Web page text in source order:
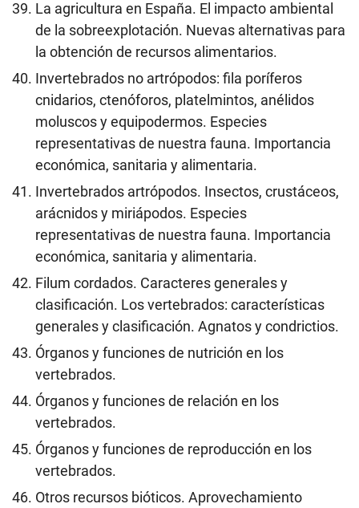
La agricultura en España. El impacto ambiental
de la sobreexplotación. Nuevas alternativas para
la obtención de recursos alimentarios.
Invertebrados no artrópodos: fila poríferos
cnidarios, ctenóforos, platelmintos, anélidos
moluscos y equipodermos. Especies
representativas de nuestra fauna. Importancia
económica, sanitaria y alimentaria.
Invertebrados artrópodos. Insectos, crustáceos,
arácnidos y miriápodos. Especies
representativas de nuestra fauna. Importancia
económica, sanitaria y alimentaria.
Filum cordados. Caracteres generales y
clasificación. Los vertebrados: características
generales y clasificación. Agnatos y condrictios.
Órganos y funciones de nutrición en los
vertebrados.
Órganos y funciones de relación en los
vertebrados.
Órganos y funciones de reproducción en los
vertebrados.
Otros recursos bióticos. Aprovechamiento